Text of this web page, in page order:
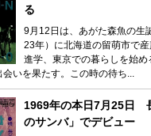
る
9月12日は、あがた森魚の生
23年）に北海道の留萌市で
進学、東京での暮らしを始
いを果たす。この時の待ち...
1969年の本日7月25日
のサンバ」でデビュー